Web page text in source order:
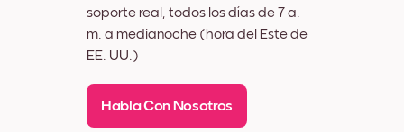
soporte real, todos los días de 7 a.
m. a medianoche (hora del Este de
EE. UU.)
Habla Con Nosotros